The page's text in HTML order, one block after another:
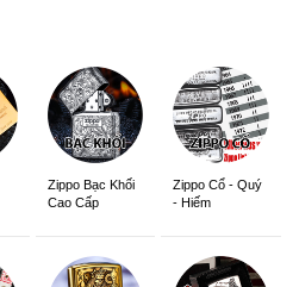
Zippo Bạc Khối
Cao Cấp
Zippo Cổ - Quý
- Hiếm